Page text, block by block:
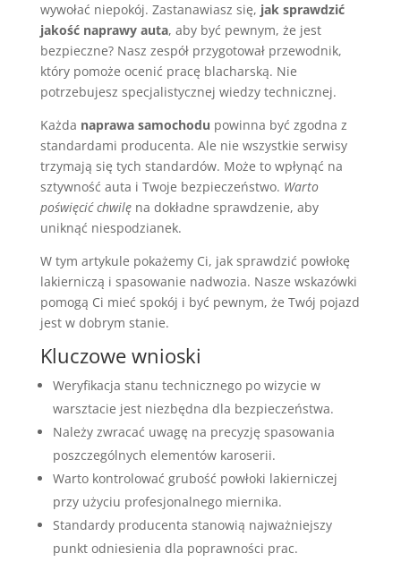
wywołać niepokój. Zastanawiasz się, jak sprawdzić
jakość naprawy auta, aby być pewnym, że jest
bezpieczne? Nasz zespół przygotował przewodnik,
który pomoże ocenić pracę blacharską. Nie
potrzebujesz specjalistycznej wiedzy technicznej.
Każda naprawa samochodu powinna być zgodna z
standardami producenta. Ale nie wszystkie serwisy
trzymają się tych standardów. Może to wpłynąć na
sztywność auta i Twoje bezpieczeństwo. Warto
poświęcić chwilęna dokładne sprawdzenie, aby
uniknąć niespodzianek.
W tym artykule pokażemy Ci, jak sprawdzić powłokę
lakierniczą i spasowanie nadwozia. Nasze wskazówki
pomogą Ci mieć spokój i być pewnym, że Twój pojazd
jest w dobrym stanie.
Kluczowe wnioski
Weryfikacja stanu technicznego po wizycie w
warsztacie jest niezbędna dla bezpieczeństwa.
Należy zwracać uwagę na precyzję spasowania
poszczególnych elementów karoserii.
Warto kontrolować grubość powłoki lakierniczej
przy użyciu profesjonalnego miernika.
Standardy producenta stanowią najważniejszy
punkt odniesienia dla poprawności prac.